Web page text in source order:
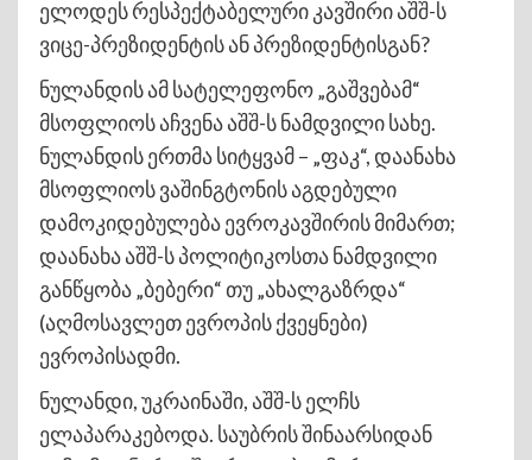
ელოდეს რესპექტაბელური კავშირი აშშ-ს
ვიცე-პრეზიდენტის ან პრეზიდენტისგან?
ნულანდის ამ სატელეფონო „გაშვებამ“
მსოფლიოს აჩვენა აშშ-ს ნამდვილი სახე.
ნულანდის ერთმა სიტყვამ – „ფაკ“, დაანახა
მსოფლიოს ვაშინგტონის აგდებული
დამოკიდებულება ევროკავშირის მიმართ;
დაანახა აშშ-ს პოლიტიკოსთა ნამდვილი
განწყობა „ბებერი“ თუ „ახალგაზრდა“
(აღმოსავლეთ ევროპის ქვეყნები)
ევროპისადმი.
ნულანდი, უკრაინაში, აშშ-ს ელჩს
ელაპარაკებოდა. საუბრის შინაარსიდან